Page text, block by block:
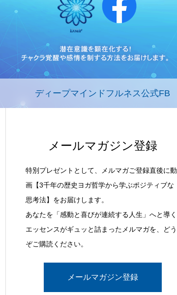
ディープマインドフルネス公式FB
メールマガジン登録
特別プレゼントとして、メルマガご登録直後に動
画【3千年の歴史ヨガ哲学から学ぶポジティブな
思考法】をお届けします。
あなたを「感動と喜びが連続する人生」へと導く
エッセンスがギュッと詰まったメルマガを、どう
ぞご購読ください。
メールマガジン登録